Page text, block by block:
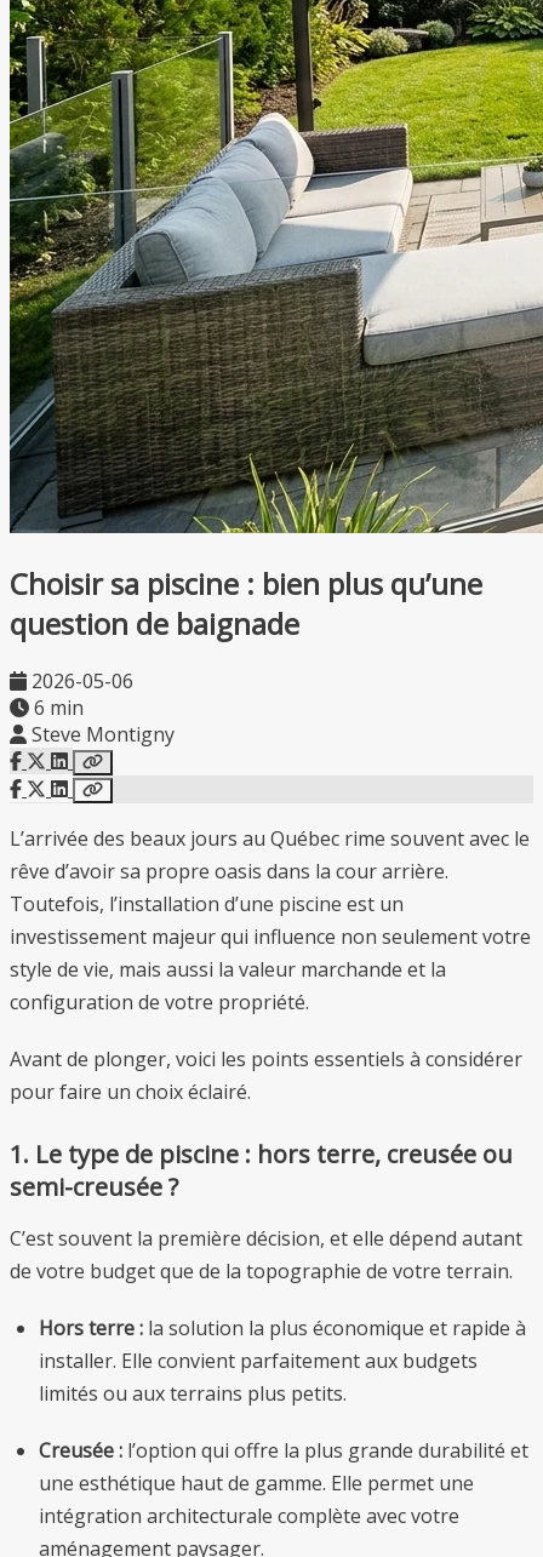
Choisir sa piscine : bien plus qu’une
question de baignade
2026-05-06
6 min
Steve Montigny
L’arrivée des beaux jours au Québec rime souvent avec le
rêve d’avoir sa propre oasis dans la cour arrière.
Toutefois, l’installation d’une piscine est un
investissement majeur qui influence non seulement votre
style de vie, mais aussi la valeur marchande et la
configuration de votre propriété.
Avant de plonger, voici les points essentiels à considérer
pour faire un choix éclairé.
1. Le type de piscine : hors terre, creusée ou
semi-creusée ?
C’est souvent la première décision, et elle dépend autant
de votre budget que de la topographie de votre terrain.
Hors terre : la solution la plus économique et rapide à
installer. Elle convient parfaitement aux budgets
limités ou aux terrains plus petits.
Creusée : l’option qui offre la plus grande durabilité et
une esthétique haut de gamme. Elle permet une
intégration architecturale complète avec votre
aménagement paysager.